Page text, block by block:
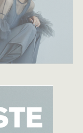
ス
ー／取材
／カタログ
ンド紹介